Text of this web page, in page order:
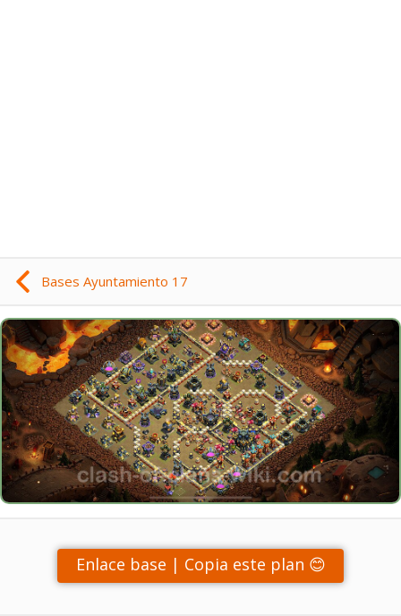
Bases Ayuntamiento 17
Enlace base | Copia este plan 😊